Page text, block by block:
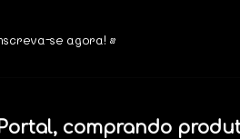
se agora! •
comprando